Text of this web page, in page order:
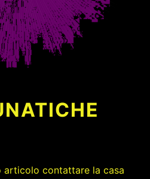
articolo contattare la casa